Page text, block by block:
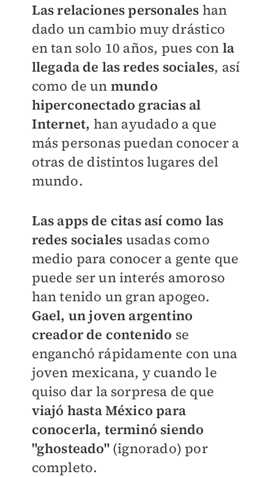
Las relaciones personales han
dado un cambio muy drástico
en tan solo 10 años, pues con la
llegada de las redes sociales, así
como de un mundo
hiperconectado gracias al
Internet, han ayudado a que
más personas puedan conocer a
otras de distintos lugares del
mundo.
Las apps de citas así como las
redes sociales usadas como
medio para conocer a gente que
puede ser un interés amoroso
han tenido un gran apogeo.
Gael, un joven argentino
creador de contenido se
enganchó rápidamente con una
joven mexicana, y cuando le
quiso dar la sorpresa de que
viajó hasta México para
conocerla, terminó siendo
"ghosteado" (ignorado) por
completo.